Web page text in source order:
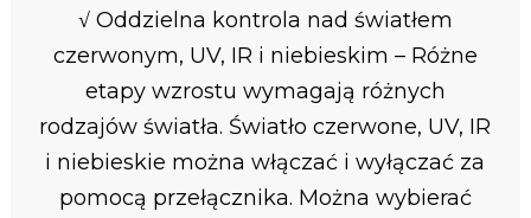
√ Oddzielna kontrola nad światłem
czerwonym, UV, IR i niebieskim – Różne
etapy wzrostu wymagają różnych
rodzajów światła. Światło czerwone, UV, IR
i niebieskie można włączać i wyłączać za
pomocą przełącznika. Można wybierać